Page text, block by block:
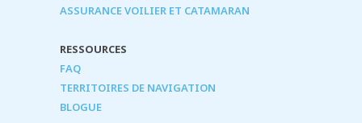
ASSURANCE VOILIER ET CATAMARAN
RESSOURCES
FAQ
TERRITOIRES DE NAVIGATION
BLOGUE